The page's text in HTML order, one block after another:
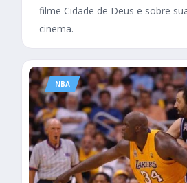
filme Cidade de Deus e sobre
cinema.
NBA